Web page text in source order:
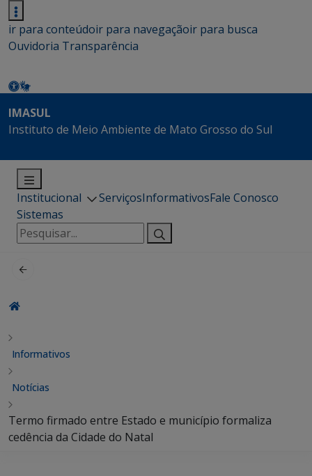
ir para conteúdoir para navegaçãoir para busca
Ouvidoria Transparência
IMASUL
Instituto de Meio Ambiente de Mato Grosso do Sul
Institucional ServiçosInformativosFale Conosco
Sistemas
Pesquisar
por:
Informativos
Notícias
Termo firmado entre Estado e município formaliza
cedência da Cidade do Natal